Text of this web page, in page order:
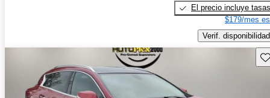
El precio incluye tasas
$179/mes
Verif. disponibilidad